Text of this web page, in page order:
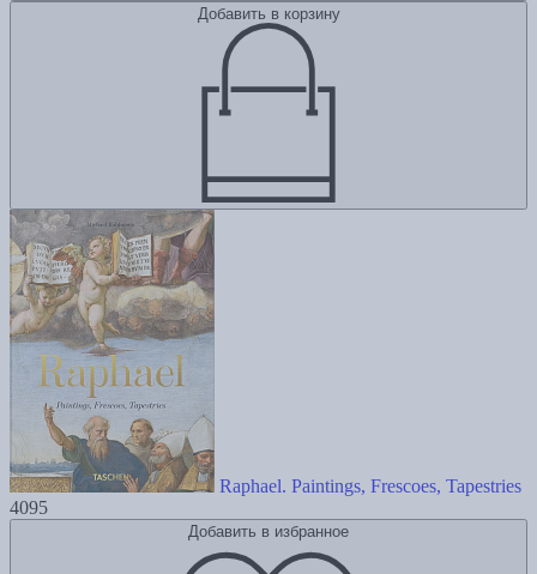
Добавить в корзину
Raphael. Paintings, Frescoes, Tapestries
4095
Добавить в избранное